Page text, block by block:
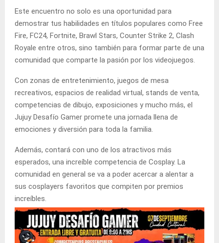
Este encuentro no solo es una oportunidad para
demostrar tus habilidades en títulos populares como Free
Fire, FC24, Fortnite, Brawl Stars, Counter Strike 2, Clash
Royale entre otros, sino también para formar parte de una
comunidad que comparte la pasión por los videojuegos.
Con zonas de entretenimiento, juegos de mesa
recreativos, espacios de realidad virtual, stands de venta,
competencias de dibujo, exposiciones y mucho más, el
Jujuy Desafío Gamer promete una jornada llena de
emociones y diversión para toda la familia.
Además, contará con uno de los atractivos más
esperados, una increíble competencia de Cosplay. La
comunidad en general se va a poder acercar a alentar a
sus cosplayers favoritos que compiten por premios
increíbles.